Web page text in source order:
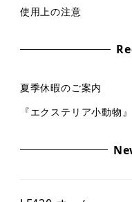
使用上の注意
夏季休暇のご案内
『エクステリア小動物